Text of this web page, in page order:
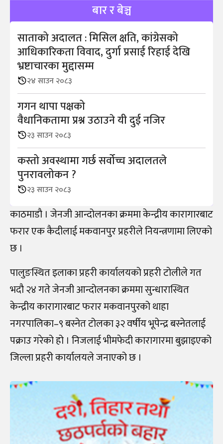
बार र बेञ्च
साताको अदालत : मिसिल क्षति, कांग्रेसको
आधिकारिकता विवाद, दुर्गा प्रसाई रिहाई देखि
भ्रष्टाचारका मुद्दासम्म
२४ साउन २०८३
गगन थापा पक्षको
वैधानिकतामा प्रश्न उठाउने यी दुई नजिर
२३ साउन २०८३
कस्तो अवस्थामा गर्छ सर्वोच्च अदालतले
पुनरावलोकन ?
२३ साउन २०८३
काठमाडाै‌ । जेनजी आन्दोलनका क्रममा केन्द्रीय कारागारबाट
फरार एक कैदीलाई मकवानपुर प्रहरीले नियन्त्रणामा लिएकाे
छ ।
पालुङस्थित इलाका प्रहरी कार्यालयको प्रहरी टोलीले गत
भदौ २४ गते जेनजी आन्दोलनका क्रममा सुन्धारास्थित
केन्द्रीय कारागारबाट फरार मकवानपुरको थाहा
नगरपालिका–९ बस्नेत टोलका ३२ वर्षीय भूपेन्द्र बस्नेतलाई
पक्राउ गरेको हो । निजलाई भीमफेदी कारागारमा बुझाइएको
जिल्ला प्रहरी कार्यालयले जनाएको छ ।